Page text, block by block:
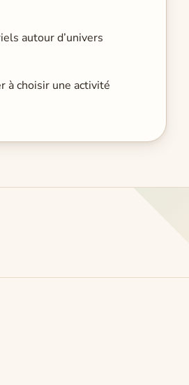
autour d’univers
à choisir une activité